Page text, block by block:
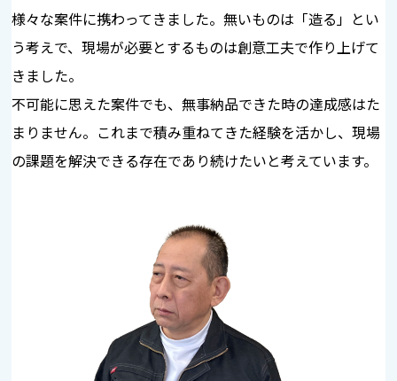
様々な案件に携わってきました。無いものは「造る」とい
う考えで、現場が必要とするものは創意工夫で作り上げて
きました。
不可能に思えた案件でも、無事納品できた時の達成感はた
まりません。これまで積み重ねてきた経験を活かし、現場
の課題を解決できる存在であり続けたいと考えています。